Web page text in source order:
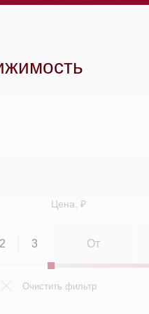
2 3
Цена, ₽
Очистить фильтр